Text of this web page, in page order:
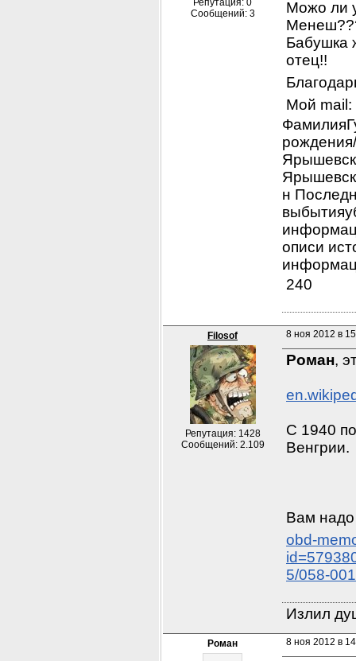
Репутация: 0
Сообщений: 3
Можо ли
Бабушка
отец!!
Мой mail:
н
описи
240
Filosof
Репутация: 1428
Сообщений: 2.109
8 ноя 2012 в
Роман,
С 1940
Венгрии.
Вам надо
obd-
5/058-
Излил
Роман 8 ноя 2012 в